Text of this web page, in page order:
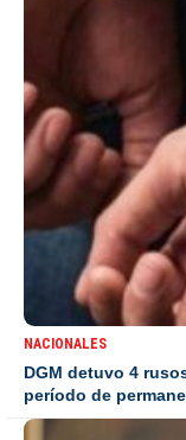
NACIONALES
DGM detuvo 4
período de